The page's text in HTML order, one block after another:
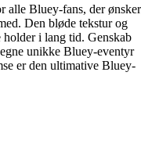
alle Bluey-fans, der ønsker
Den bløde tekstur og
holder i lang tid. Genskab
unikke Bluey-eventyr
er den ultimative Bluey-